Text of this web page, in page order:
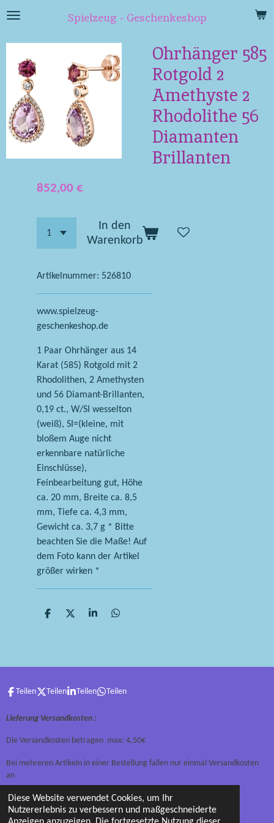
Diese Website verwendet Cookies, um Ihr
Nutzererlebnis zu verbessern und maßgeschneiderte
Zum
springen
Spielzeug - Geschenkeshop
Ohrhänger 585
Rotgold 2
Amethyste 2
Rhodolithe 56
Diamanten
Brillanten
852,00 €
In den
Warenkorb
Artikelnummer: 526810
www.spielzeug-
geschenkeshop.de
1 Paar Ohrhänger aus 14
Karat (585) Rotgold mit 2
Rhodolithen, 2 Amethysten
und 56 Diamant-Brillanten,
0,19 ct., W/SI wesselton
(weiß), SI=(kleine, mit
bloßem Auge nicht
erkennbare natürliche
Einschlüsse),
Feinbearbeitung gut, Höhe
ca. 20 mm, Breite ca. 8,5
mm, Tiefe ca. 4,3 mm,
Gewicht ca. 3,7 g * Bitte
beachten Sie die Maße! Auf
dem Foto kann der Artikel
größer wirken *
T
n
T
n
T
n
T
n
Teilen Teilen Teilen Teilen
Lieferung Versandkosten :
Die Versandkosten betragen max: 4,50€
Bei mehreren Artikeln in einer Bestellung fallen nur einmal Versandkosten
an
Lieferung erfolgt nach Zahlungseingang. Paypalzahlung ist möglich
© 2022 Spielzeug- Geschenkeshop